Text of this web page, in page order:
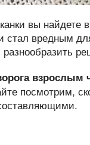
вы
стал вредным
взрослым
посмотрим,